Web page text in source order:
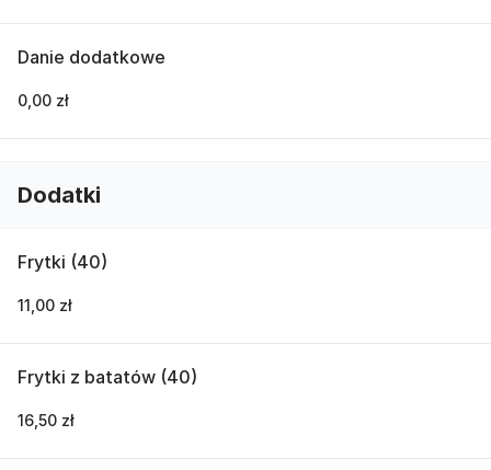
Danie dodatkowe
0,00 zł
Dodatki
Frytki (40)
11,00 zł
Frytki z batatów (40)
16,50 zł